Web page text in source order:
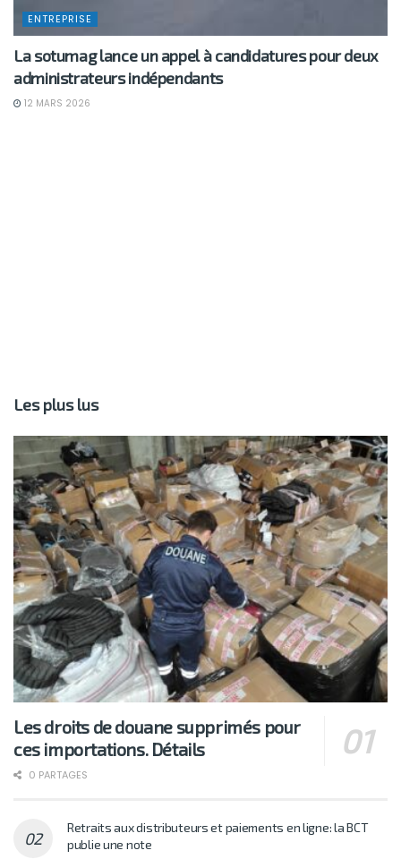
ENTREPRISE
La sotumag lance un appel à candidatures pour deux
administrateurs indépendants
12 MARS 2026
Les plus lus
Les droits de douane supprimés pour
ces importations. Détails
0 PARTAGES
Retraits aux distributeurs et paiements en ligne: la BCT
publie une note